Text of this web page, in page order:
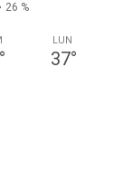
26 %
°
LUN
37°